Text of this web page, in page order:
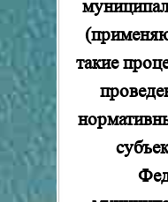
такие